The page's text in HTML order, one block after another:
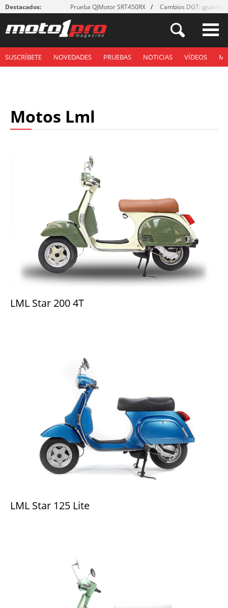
Destacados: Prueba QJMotor SRT450RX Cambios DGT: ¡guantes!
SUSCRÍBETE NOVEDADES PRUEBAS NOTICIAS VÍDEOS
Motos Lml
LML Star 200 4T
LML Star 125 Lite